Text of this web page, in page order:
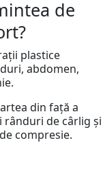
de
plastice
abdomen,
din față a
rânduri de cârlig și
compresie.